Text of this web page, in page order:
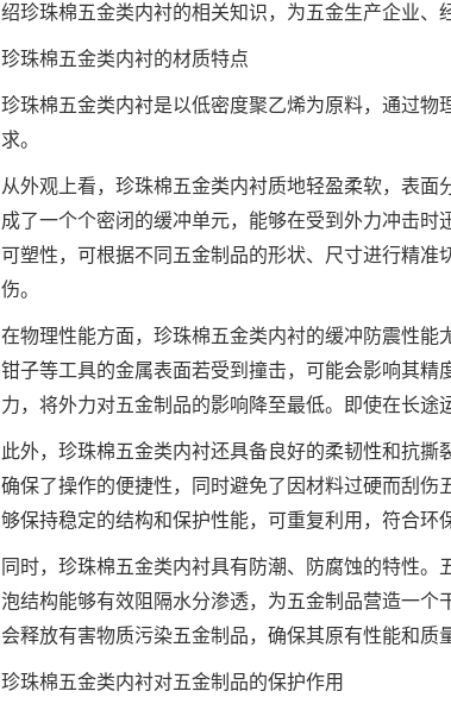
绍珍珠棉五金类内衬的相关知识，为五金生产企业、
珍珠棉五金类内衬的材质特点
珍珠棉五金类内衬是以低密度聚乙烯为原料，通过
求。
从外观上看，珍珠棉五金类内衬质地轻盈柔软，表
成了一个个密闭的缓冲单元，能够在受到外力冲击
可塑性，可根据不同五金制品的形状、尺寸进行精
伤。
在物理性能方面，珍珠棉五金类内衬的缓冲防震性能
钳子等工具的金属表面若受到撞击，可能会影响其
力，将外力对五金制品的影响降至最低。即使在长途
此外，珍珠棉五金类内衬还具备良好的柔韧性和抗
确保了操作的便捷性，同时避免了因材料过硬而刮
够保持稳定的结构和保护性能，可重复利用，符合环
同时，珍珠棉五金类内衬具有防潮、防腐蚀的特性
泡结构能够有效阻隔水分渗透，为五金制品营造一
会释放有害物质污染五金制品，确保其原有性能和质
珍珠棉五金类内衬对五金制品的保护作用